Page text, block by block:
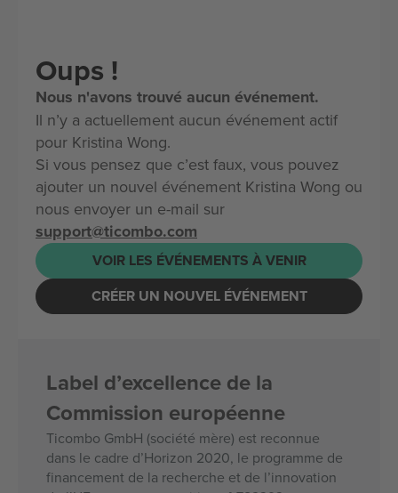
Oups !
Nous n'avons trouvé aucun événement.
Il n’y a actuellement aucun événement actif
pour Kristina Wong.
Si vous pensez que c’est faux, vous pouvez
ajouter un nouvel événement Kristina Wong ou
nous envoyer un e-mail sur
support@ticombo.com
VOIR LES ÉVÉNEMENTS À VENIR
CRÉER UN NOUVEL ÉVÉNEMENT
Label d’excellence de la
Commission européenne
Ticombo GmbH (société mère) est reconnue
dans le cadre d’Horizon 2020, le programme de
financement de la recherche et de l’innovation